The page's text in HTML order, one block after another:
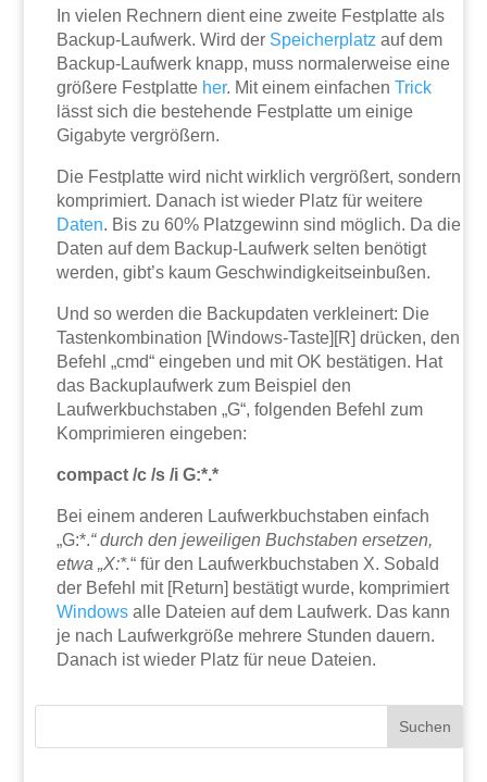
In vielen Rechnern dient eine zweite Festplatte als
Backup-Laufwerk. Wird der Speicherplatz auf dem
Backup-Laufwerk knapp, muss normalerweise eine
größere Festplatte her. Mit einem einfachenTrick
lässt sich die bestehende Festplatte um einige
Gigabyte vergrößern.
Die Festplatte wird nicht wirklich vergrößert, sondern
komprimiert. Danach ist wieder Platz für weitere
Daten. Bis zu 60% Platzgewinn sind möglich. Da die
Daten auf dem Backup-Laufwerk selten benötigt
werden, gibt’s kaum Geschwindigkeitseinbußen.
Und so werden die Backupdaten verkleinert: Die
Tastenkombination [Windows-Taste][R] drücken, den
Befehl „cmd“ eingeben und mit OK bestätigen. Hat
das Backuplaufwerk zum Beispiel den
Laufwerkbuchstaben „G“, folgenden Befehl zum
Komprimieren eingeben:
compact /c /s /i G:*.*
Bei einem anderen Laufwerkbuchstaben einfach
„G:*.“ durch den jeweiligen Buchstaben ersetzen,
etwa „X:*.“ für den Laufwerkbuchstaben X. Sobald
der Befehl mit [Return] bestätigt wurde, komprimiert
Windows alle Dateien auf dem Laufwerk. Das kann
je nach Laufwerkgröße mehrere Stunden dauern.
Danach ist wieder Platz für neue Dateien.